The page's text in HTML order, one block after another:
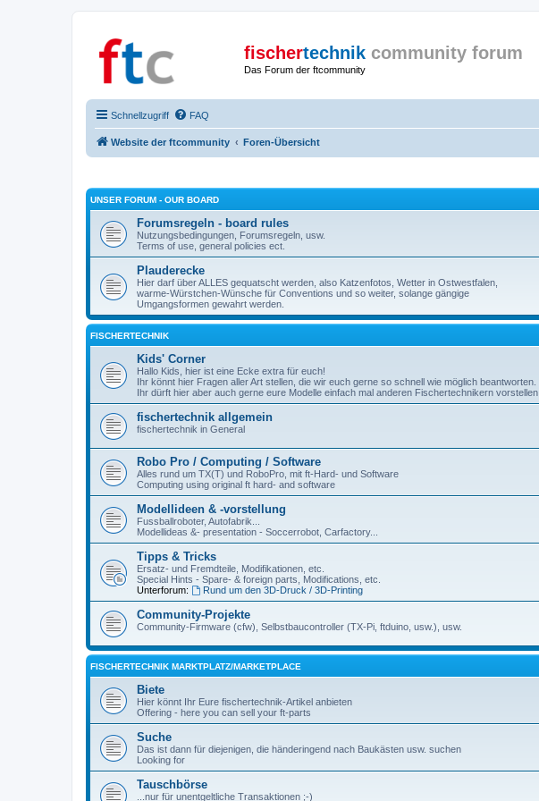
fischertechnik community forum
Das Forum der ftcommunity
Schnellzugriff FAQ
Website der ftcommunity Foren-Übersicht
UNSER FORUM - OUR BOARD
Forumsregeln - board rules
Nutzungsbedingungen, Forumsregeln, usw.
Terms of use, general policies ect.
Plauderecke
Hier darf über ALLES gequatscht werden, also Katzenfotos, Wetter in Ostwestfalen,
warme-Würstchen-Wünsche für Conventions und so weiter, solange gängige
Umgangsformen gewahrt werden.
FISCHERTECHNIK
Kids' Corner
Hallo Kids, hier ist eine Ecke extra für euch!
Ihr könnt hier Fragen aller Art stellen, die wir euch gerne so schnell wie möglich beantworten.
Ihr dürft hier aber auch gerne eure Modelle einfach mal anderen Fischertechnikern vorstellen.
fischertechnik allgemein
fischertechnik in General
Robo Pro / Computing / Software
Alles rund um TX(T) und RoboPro, mit ft-Hard- und Software
Computing using original ft hard- and software
Modellideen & -vorstellung
Fussballroboter, Autofabrik...
Modellideas &- presentation - Soccerrobot, Carfactory...
Tipps & Tricks
Ersatz- und Fremdteile, Modifikationen, etc.
Special Hints - Spare- & foreign parts, Modifications, etc.
Unterforum:
Rund um den 3D-Druck / 3D-Printing
Community-Projekte
Community-Firmware (cfw), Selbstbaucontroller (TX-Pi, ftduino, usw.), usw.
FISCHERTECHNIK MARKTPLATZ/MARKETPLACE
Biete
Hier könnt Ihr Eure fischertechnik-Artikel anbieten
Offering - here you can sell your ft-parts
Suche
Das ist dann für diejenigen, die händeringend nach Baukästen usw. suchen
Looking for
Tauschbörse
...nur für unentgeltliche Transaktionen ;-)